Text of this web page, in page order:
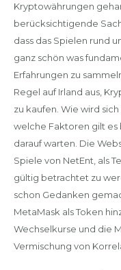
Kryptowährungen
berücksichtigende
dass das Spielen rund
ganz schön was
Erfahrungen zu
Regel auf Irland aus,
zu kaufen. Wie wird
welche Faktoren gilt es
darauf warten. Die
Spiele von NetEnt, als
gültig betrachtet zu
schon Gedanken
MetaMask als Token
Wechselkurse und die
Vermischung von